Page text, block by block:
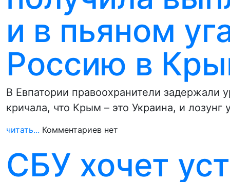
и в пьяном
Россию в
В Евпатории правоохранители задержали
кричала, что Крым – это Украина, и лозунг
читать... Комментариев нет
СБУ хочет